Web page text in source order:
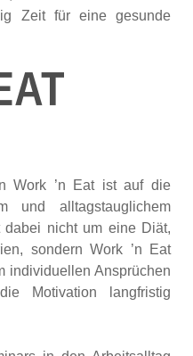
Zeit für eine gesunde
Work ’n Eat ist auf die
und alltagstauglichem
dabei nicht um eine Diät,
sondern Work ’n Eat
individuellen Ansprüchen
Motivation langfristig